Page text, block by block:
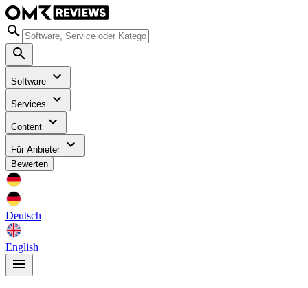
Software
Services
Content
Für Anbieter
Bewerten
Deutsch
English